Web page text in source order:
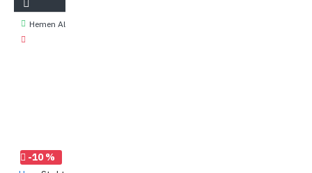
Hemen Al
-10 %